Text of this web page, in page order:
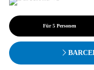
Für 5 Personen